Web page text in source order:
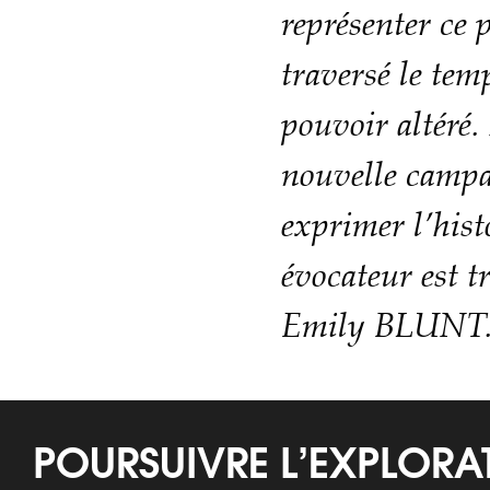
représenter ce
traversé le
pouvoir altéré.
nouvelle
exprimer
évocateur est
Emily
POURSUIVRE